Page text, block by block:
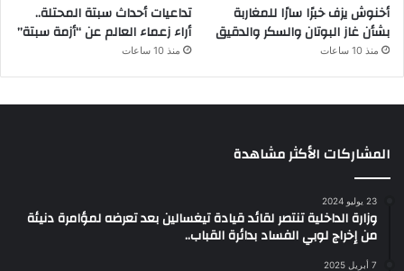
أخنوش يزف خبرًا سارًا للمغاربة
بشأن غاز البوتان والسكر والدقيق
منذ 10 ساعات
تداعيات أحداث سبتة المحتلة..
أراء زعماء العالم عن “أزمة سبتة”
منذ 10 ساعات
المشاركات الأكثر مشاهدة
23 يوليو 2024
وزارة الداخلية تنتصر لقائد قيادة تيغسالين بعد تعرضه لمؤامرة دنيئة
من إخراج لوبي الفساد بدائرة القباب..
7 أبريل 2025